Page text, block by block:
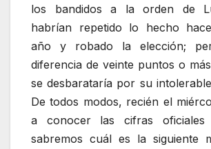
los bandidos a la orden de
habrían repetido lo hecho
año y robado la elección;
diferencia de veinte puntos o
se desbarataría por su
De todos modos, recién el
a conocer las cifras oficiales
sabremos cuál es la siguiente